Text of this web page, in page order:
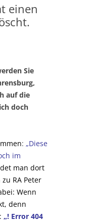
einen
Sie
auf die
doch
: „Diese
im
man dort
RA Peter
Wenn
denn
„! Error 404